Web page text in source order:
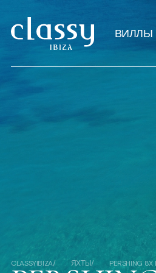
ВИЛЛЫ
CLASSYIBIZA ЯХТЫ PERSHING 8X